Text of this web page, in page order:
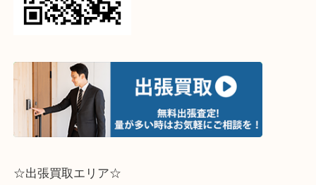
ねくださいませ☆彡
ライン査定始めました☆お友だち登録お願いしま
↓スマホでご覧頂いている方はこちらをタップ↓